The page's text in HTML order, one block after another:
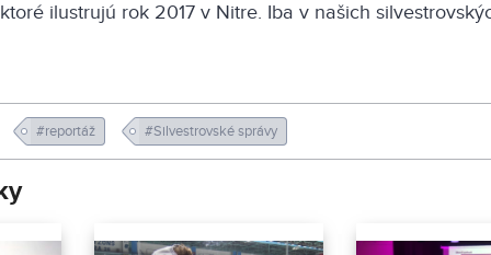
ilustrujú rok 2017 v Nitre. Iba v našich
#reportáž #Silvestrovské správy